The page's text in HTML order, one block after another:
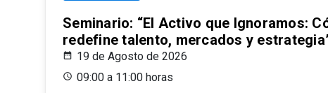
Seminario: “El Activo que Ignoramos:
redefine talento, mercados y
19 de Agosto de 2026
09:00 a 11:00 horas